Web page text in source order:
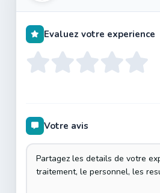
Evaluez votre experience
Votre avis